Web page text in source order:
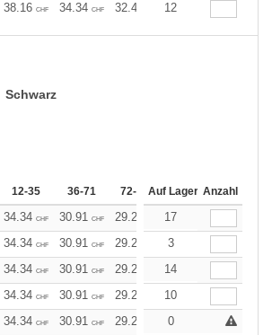
38.16 CHF 34.34 CHF 32.43 30.53
12
Schwarz
12-35 36-71 72-143 144-287 288 +
Auf Lager Anzahl
34.34 CHF 30.91 CHF 29.20 27.47
17
34.34 CHF 30.91 CHF 29.20 27.47
3
34.34 CHF 30.91 CHF 29.20 27.47
14
34.34 CHF 30.91 CHF 29.20 27.47
10
34.34 CHF 30.91 CHF 29.20 27.47 25.76
0